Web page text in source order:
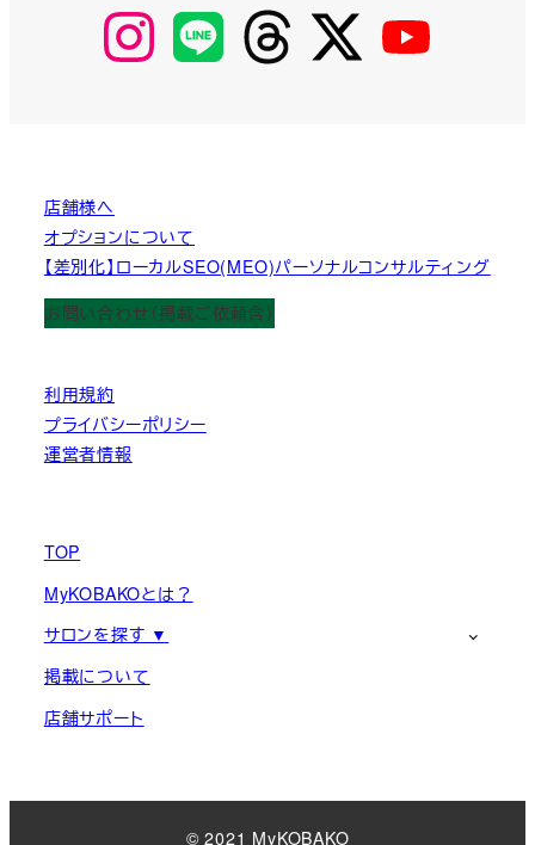
【Instagram】
MyKOBAKO
【LINE】 【threads】 【Twitter】
店舗様へ
オプションについて
【差別化】ローカルSEO(MEO)パーソナルコンサルティング
お問い合わせ（掲載ご依頼含）
利用規約
プライバシーポリシー
運営者情報
TOP
MyKOBAKOとは？
サロンを探す ▼
掲載について
店舗サポート
© 2021 MyKOBAKO